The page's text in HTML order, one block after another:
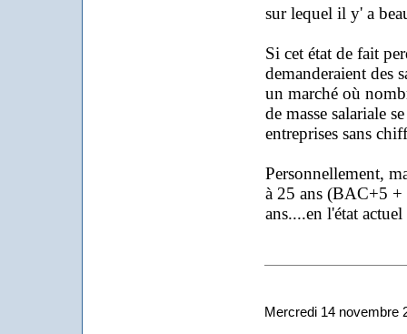
sur lequel il y' a
Si cet état de fait
demanderaient des
un marché où
de masse salariale
entreprises sans
Personnellement,
à 25 ans (BAC+5 +
ans....en l'état actuel
Mercredi 14 novembre